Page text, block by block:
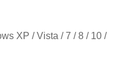
XP / Vista / 7 / 8 / 10 /